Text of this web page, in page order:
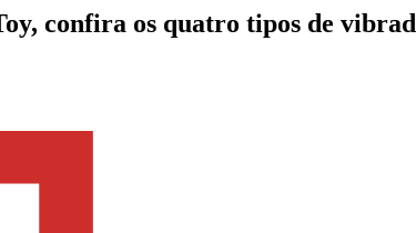
confira os quatro tipos de